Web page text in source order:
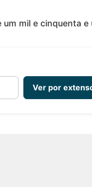
um mil e cinquenta e
Ver por